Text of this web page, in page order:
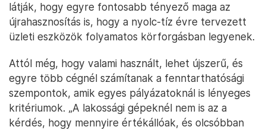
látják, hogy egyre fontosabb tényező maga az
újrahasznosítás is, hogy a nyolc-tíz évre tervezett
üzleti eszközök folyamatos körforgásban legyenek.
Attól még, hogy valami használt, lehet újszerű, és
egyre több cégnél számítanak a fenntarthatósági
szempontok, amik egyes pályázatoknál is lényeges
kritériumok. „A lakossági gépeknél nem is az a
kérdés, hogy mennyire értékállóak, és olcsóbban